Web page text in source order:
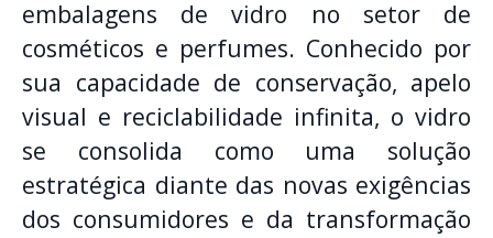
embalagens de vidro no setor de
cosméticos e perfumes. Conhecido por
sua capacidade de conservação, apelo
visual e reciclabilidade infinita, o vidro
se consolida como uma solução
estratégica diante das novas exigências
dos consumidores e da transformação